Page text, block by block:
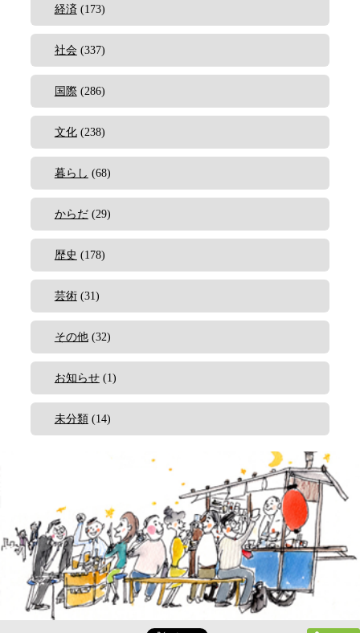
経済(173)
社会(337)
国際 (286)
文化(238)
暮らし (68)
からだ(29)
歴史 (178)
芸術(31)
その他(32)
お知らせ(1)
未分類(14)